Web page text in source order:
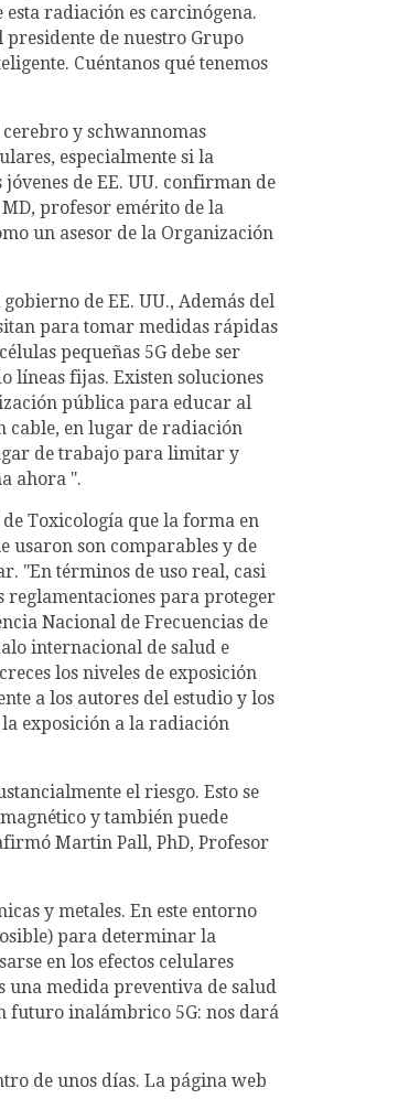
radiación es carcinógena.
presidente de nuestro Grupo
Cuéntanos qué tenemos
y schwannomas
especialmente si la
de EE. UU. confirman de
profesor emérito de la
un asesor de la Organización
de EE. UU., Además del
para tomar medidas rápidas
pequeñas 5G debe ser
líneas fijas. Existen soluciones
pública para educar al
cable, en lugar de radiación
de trabajo para limitar y
ahora ".
Toxicología que la forma en
usaron son comparables y de
"En términos de uso real, casi
reglamentaciones para proteger
Nacional de Frecuencias de
internacional de salud e
los niveles de exposición
a los autores del estudio y los
exposición a la radiación
el riesgo. Esto se
y también puede
Martin Pall, PhD, Profesor
y metales. En este entorno
para determinar la
en los efectos celulares
una medida preventiva de salud
futuro inalámbrico 5G: nos dará
de unos días. La página web